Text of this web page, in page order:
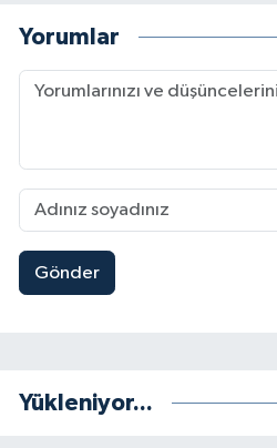
Yorumlar
Gönder
Yükleniyor...